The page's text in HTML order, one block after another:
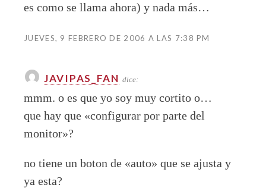
es como se llama ahora) y nada más…
JUEVES, 9 FEBRERO DE 2006 A LAS 7:38 PM
JAVIPAS_FAN dice:
mmm. o es que yo soy muy cortito o…
que hay que «configurar por parte del
monitor»?
no tiene un boton de «auto» que se ajusta y
ya esta?